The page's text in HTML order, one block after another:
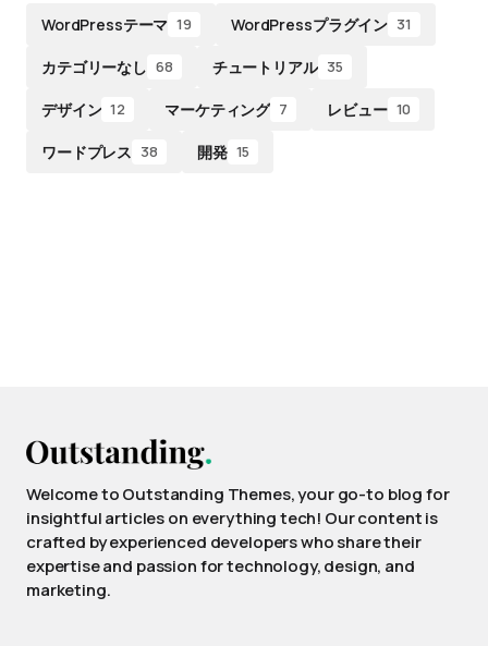
WordPressテーマ 19 WordPressプラグイン 31
カテゴリーなし 68 チュートリアル 35
デザイン 12 マーケティング 7 レビュー 10
ワードプレス 38 開発 15
Welcome to Outstanding Themes, your go-to blog for
insightful articles on everything tech! Our content is
crafted by experienced developers who share their
expertise and passion for technology, design, and
marketing.